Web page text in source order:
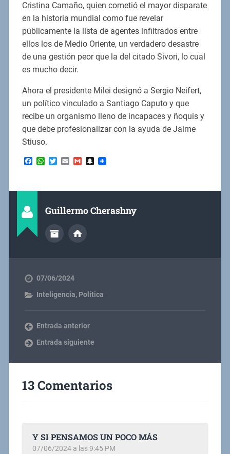
Cristina Camaño, quien cometió el mayor disparate
en la historia mundial como fue revelar
públicamente la lista de agentes infiltrados entre
ellos los de Medio Oriente, un verdadero desastre
de una gestión peor que la del citado Sivori, lo cual
es mucho decir.
Ahora el presidente Milei designó a Sergio Neifert,
un político vinculado a Santiago Caputo y que
recibe un organismo lleno de incapaces y ñoquis y
que debe profesionalizar con la ayuda de Jaime
Stiuso.
Facebook
WhatsApp
TwitterEmailGmailSnapchat
Guillermo Cherashny
07/06/2024
Inteligencia, Política
Entrada anterior
Entrada siguiente
13 Comentarios
Y SI PENSAMOS UN POCO MÁS
07/06/2024 a las 9:45 PM